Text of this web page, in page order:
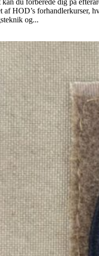
af HOD’s forhandlerkurser,
og...